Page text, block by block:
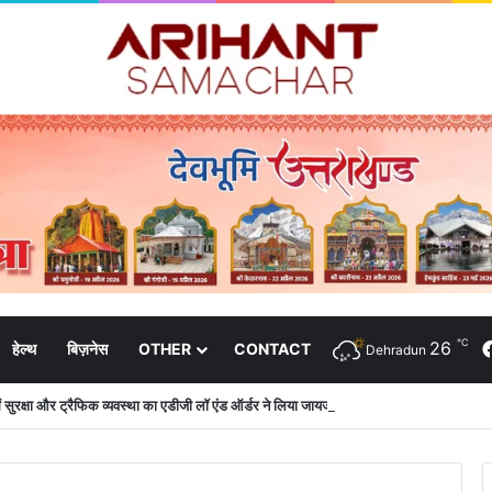
हेल्थ बिज़नेस OTHER CONTACT Dehradun 26 ℃
सुरक्षा और ट्रैफिक व्यवस्था का एडीजी लॉ एंड ऑर्डर ने लिया जायजा